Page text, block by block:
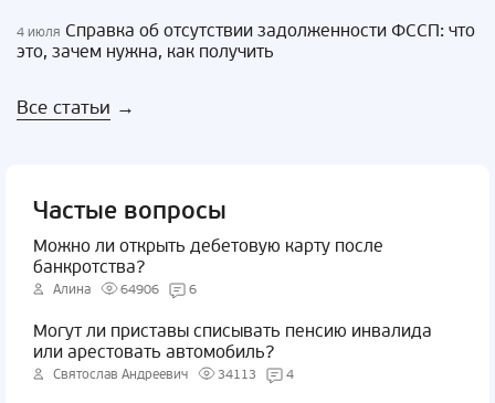
4 июля Справка об отсутствии задолженности ФССП: что
это, зачем нужна, как получить
Все статьи →
Частые вопросы
Можно ли открыть дебетовую карту после
банкротства?
Алина 64906 6
Могут ли приставы списывать пенсию инвалида
или арестовать автомобиль?
Святослав Андреевич 34113 4